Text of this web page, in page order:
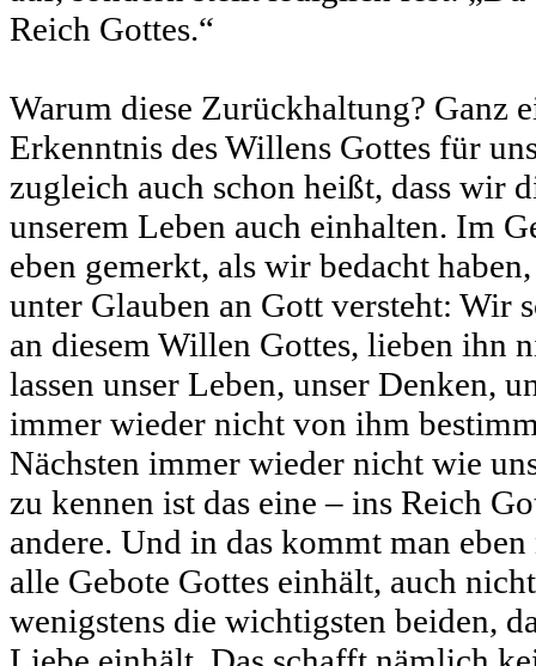
Reich Gottes.“
Warum diese Zurückhaltung? Ganz
Erkenntnis des Willens Gottes für
zugleich auch schon heißt, dass wir
unserem Leben auch einhalten. Im
eben gemerkt, als wir bedacht
unter Glauben an Gott versteht: Wir
an diesem Willen Gottes, lieben ihn
lassen unser Leben, unser Denken,
immer wieder nicht von ihm
Nächsten immer wieder nicht wie
zu kennen ist das eine – ins Reich
andere. Und in das kommt man
alle Gebote Gottes einhält, auch
wenigstens die wichtigsten beiden,